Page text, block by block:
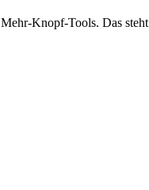
Knopf-Tools. Das